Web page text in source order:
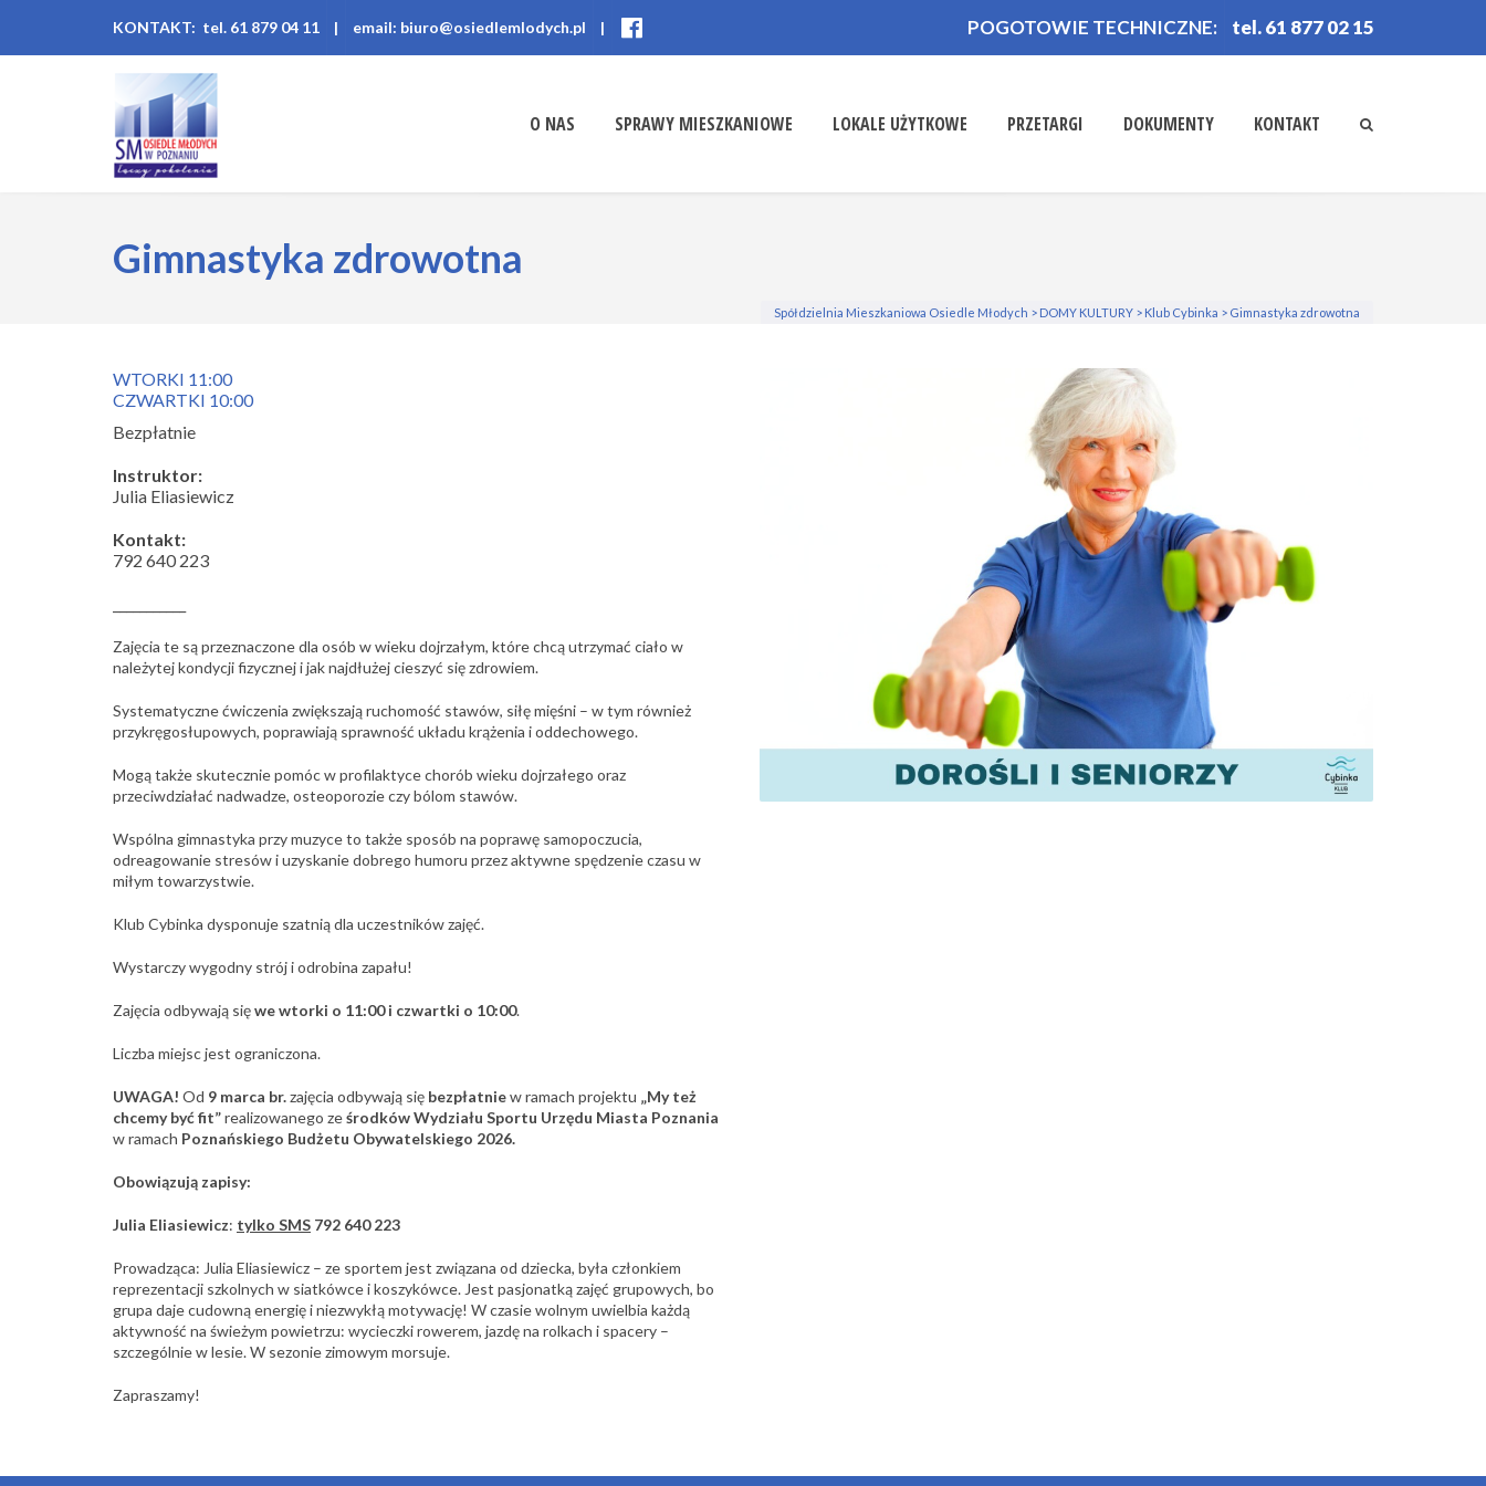
KONTAKT: tel. 61 879 04 11 | email: biuro@osiedlemlodych.pl | POGOTOWIE TECHNICZNE: tel. 61 877 02 15
O NAS SPRAWY MIESZKANIOWE LOKALE UŻYTKOWE PRZETARGI DOKUMENTY KONTAKT
Gimnastyka zdrowotna
Spółdzielnia Mieszkaniowa Osiedle Młodych > DOMY KULTURY > Klub Cybinka > Gimnastyka zdrowotna
WTORKI 11:00
CZWARTKI 10:00
Bezpłatnie
Instruktor:
Julia Eliasiewicz
Kontakt:
792 640 223
Zajęcia te są przeznaczone dla osób w wieku dojrzałym, które chcą utrzymać ciało w
należytej kondycji fizycznej i jak najdłużej cieszyć się zdrowiem.
Systematyczne ćwiczenia zwiększają ruchomość stawów, siłę mięśni – w tym również
przykręgosłupowych, poprawiają sprawność układu krążenia i oddechowego.
Mogą także skutecznie pomóc w profilaktyce chorób wieku dojrzałego oraz
przeciwdziałać nadwadze, osteoporozie czy bólom stawów.
Wspólna gimnastyka przy muzyce to także sposób na poprawę samopoczucia,
odreagowanie stresów i uzyskanie dobrego humoru przez aktywne spędzenie czasu w
miłym towarzystwie.
Klub Cybinka dysponuje szatnią dla uczestników zajęć.
Wystarczy wygodny strój i odrobina zapału!
Zajęcia odbywają sięwe wtorki o 11:00 i czwartki o 10:00.
Liczba miejsc jest ograniczona.
UWAGA! Od 9 marca br.zajęcia odbywają się bezpłatniew ramach projektu „My też
chcemy być fit”realizowanego ześrodków Wydziału Sportu Urzędu Miasta Poznania
w ramach Poznańskiego Budżetu Obywatelskiego 2026.
Obowiązują zapisy:
Julia Eliasiewicz: tylko SMS 792 640 223
Prowadząca: Julia Eliasiewicz – ze sportem jest związana od dziecka, była członkiem
reprezentacji szkolnych w siatkówce i koszykówce. Jest pasjonatką zajęć grupowych, bo
grupa daje cudowną energię i niezwykłą motywację! W czasie wolnym uwielbia każdą
aktywność na świeżym powietrzu: wycieczki rowerem, jazdę na rolkach i spacery –
szczególnie w lesie. W sezonie zimowym morsuje.
Zapraszamy!